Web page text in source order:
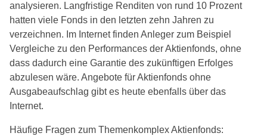
analysieren. Langfristige Renditen von rund 10 Prozent
hatten viele Fonds in den letzten zehn Jahren zu
verzeichnen. Im Internet finden Anleger zum Beispiel
Vergleiche zu den Performances der Aktienfonds, ohne
dass dadurch eine Garantie des zukünftigen Erfolges
abzulesen wäre. Angebote für Aktienfonds ohne
Ausgabeaufschlag gibt es heute ebenfalls über das
Internet.
Häufige Fragen zum Themenkomplex Aktienfonds: